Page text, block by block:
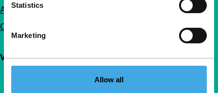
Statistics
Marketing
Allow all
Adverteren
Contact
Volg IFFR